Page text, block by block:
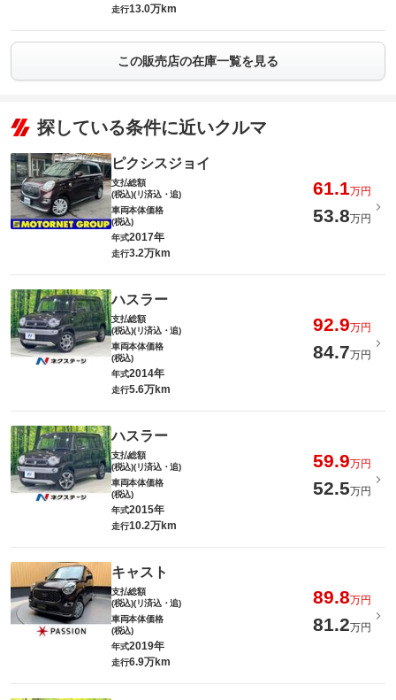
走行13.0万km
この販売店の在庫一覧を見る
探している条件に近いクルマ
ピクシスジョイ
支払総額
(税込)(リ済込・追)
61.1万円
車両本体価格
(税込)
53.8万円
年式2017年
走行3.2万km
ハスラー
支払総額
(税込)(リ済込・追)
92.9万円
車両本体価格
(税込)
84.7万円
年式2014年
走行5.6万km
ハスラー
支払総額
(税込)(リ済込・追)
59.9万円
車両本体価格
(税込)
52.5万円
年式2015年
走行10.2万km
キャスト
支払総額
(税込)(リ済込・追)
89.8万円
車両本体価格
(税込)
81.2万円
年式2019年
走行6.9万km